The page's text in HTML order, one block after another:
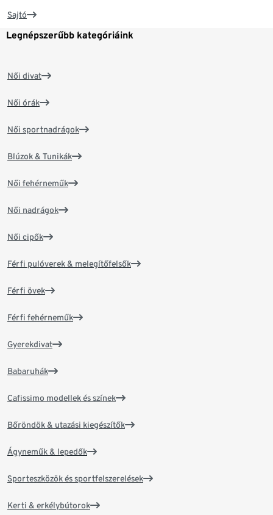
Sajtó
Legnépszerűbb kategóriáink
Női divat
Női órák
Női sportnadrágok
Blúzok & Tunikák
Női fehérneműk
Női nadrágok
Női cipők
Férfi pulóverek & melegítőfelsők
Férfi övek
Férfi fehérneműk
Gyerekdivat
Babaruhák
Cafissimo modellek és színek
Bőröndök & utazási kiegészítők
Ágyneműk & lepedők
Sporteszközök és sportfelszerelések
Kerti & erkélybútorok